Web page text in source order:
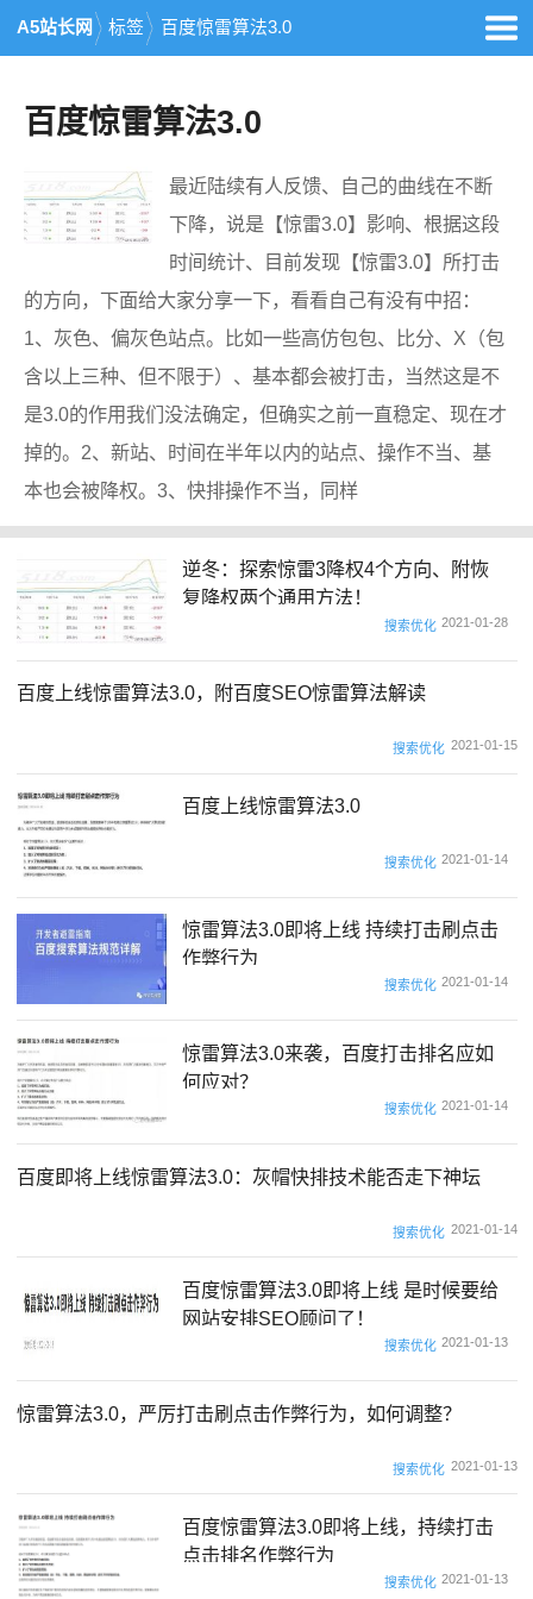
A5站长网 标签 百度惊雷算法3.0
百度惊雷算法3.0
最近陆续有人反馈、自己的曲线在不断
下降，说是【惊雷3.0】影响、根据这段
时间统计、目前发现【惊雷3.0】所打击
的方向，下面给大家分享一下，看看自己有没有中招：
1、灰色、偏灰色站点。比如一些高仿包包、比分、X（包
含以上三种、但不限于）、基本都会被打击，当然这是不
是3.0的作用我们没法确定，但确实之前一直稳定、现在才
掉的。2、新站、时间在半年以内的站点、操作不当、基
本也会被降权。3、快排操作不当，同样
逆冬：探索惊雷3降权4个方向、附恢
复降权两个通用方法！
搜索优化 2021-01-28
百度上线惊雷算法3.0，附百度SEO惊雷算法解读
搜索优化 2021-01-15
百度上线惊雷算法3.0
搜索优化 2021-01-14
惊雷算法3.0即将上线 持续打击刷点击
作弊行为
搜索优化 2021-01-14
惊雷算法3.0来袭，百度打击排名应如
何应对？
搜索优化 2021-01-14
百度即将上线惊雷算法3.0：灰帽快排技术能否走下神坛
搜索优化 2021-01-14
百度惊雷算法3.0即将上线 是时候要给
网站安排SEO顾问了！
搜索优化 2021-01-13
惊雷算法3.0，严厉打击刷点击作弊行为，如何调整？
搜索优化 2021-01-13
百度惊雷算法3.0即将上线，持续打击
点击排名作弊行为
搜索优化 2021-01-13